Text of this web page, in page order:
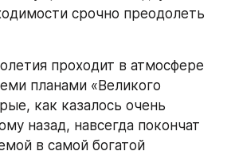
срочно преодолеть
проходит в атмосфере
планами «Великого
как казалось очень
назад, навсегда покончат
в самой богатой